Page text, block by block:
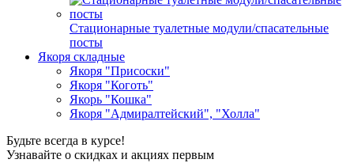
Стационарные туалетные модули/спасательные
посты
Якоря складные
Якоря "Присоски"
Якоря "Коготь"
Якорь "Кошка"
Якоря "Адмиралтейский", "Холла"
Будьте всегда в курсе!
Узнавайте о скидках и акциях первым